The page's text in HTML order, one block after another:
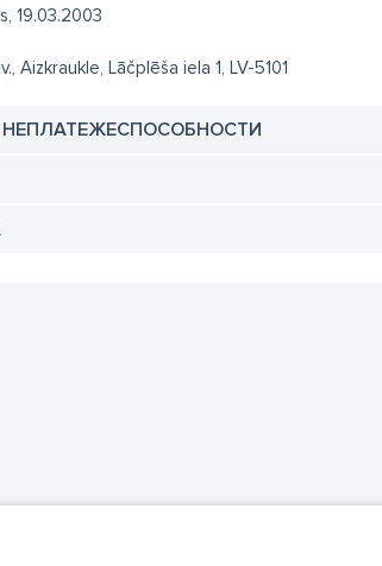
19.03.2003
Aizkraukle, Lāčplēša iela 1, LV-5101